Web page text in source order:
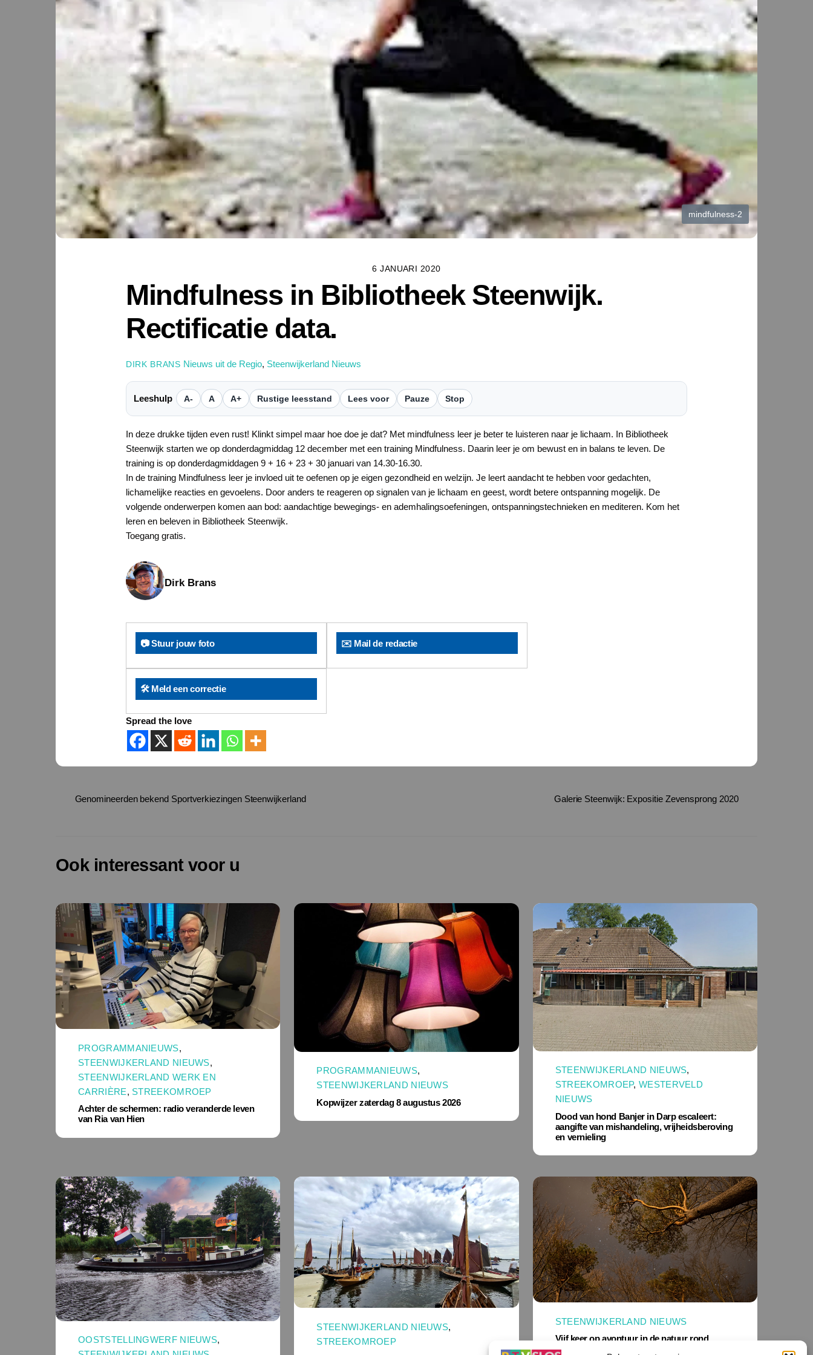
mindfulness-2
6 JANUARI 2020
Mindfulness in Bibliotheek Steenwijk.
Rectificatie data.
DIRK BRANS Nieuws uit de Regio, Steenwijkerland Nieuws
Leeshulp A- A A+ Rustige leesstand Lees voor Pauze Stop
In deze drukke tijden even rust! Klinkt simpel maar hoe doe je dat? Met mindfulness leer je beter te luisteren naar je lichaam. In Bibliotheek
Steenwijk starten we op donderdagmiddag 12 december met een training Mindfulness. Daarin leer je om bewust en in balans te leven. De
training is op donderdagmiddagen 9 + 16 + 23 + 30 januari van 14.30-16.30.
In de training Mindfulness leer je invloed uit te oefenen op je eigen gezondheid en welzijn. Je leert aandacht te hebben voor gedachten,
lichamelijke reacties en gevoelens. Door anders te reageren op signalen van je lichaam en geest, wordt betere ontspanning mogelijk. De
volgende onderwerpen komen aan bod: aandachtige bewegings- en ademhalingsoefeningen, ontspanningstechnieken en mediteren. Kom het
leren en beleven in Bibliotheek Steenwijk.
Toegang gratis.
Dirk Brans
📷 Stuur jouw foto ✉️ Mail de redactie
🛠️ Meld een correctie
Spread the love
Genomineerden bekend Sportverkiezingen Steenwijkerland Galerie Steenwijk: Expositie Zevensprong 2020
Ook interessant voor u
PROGRAMMANIEUWS,
STEENWIJKERLAND NIEUWS,
STEENWIJKERLAND WERK EN
CARRIÈRE, STREEKOMROEP
Achter de schermen: radio veranderde leven
van Ria van Hien
PROGRAMMANIEUWS,
STEENWIJKERLAND NIEUWS
Kopwijzer zaterdag 8 augustus 2026
STEENWIJKERLAND NIEUWS,
STREEKOMROEP,WESTERVELD
NIEUWS
Dood van hond Banjer in Darp escaleert:
aangifte van mishandeling, vrijheidsberoving
en vernieling
OOSTSTELLINGWERF NIEUWS,
STEENWIJKERLAND NIEUWS,
STREEKOMROEP
STEENWIJKERLAND NIEUWS
Vijf keer op avontuur in de natuur rond
Appelscha